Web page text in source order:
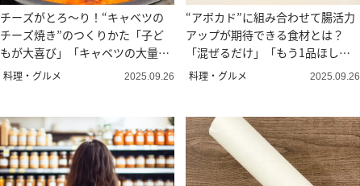
チーズがとろ〜り！“キャベツの
チーズ焼き”のつくりかた「子ど
もが大喜び」「キャベツの大量消
費に！」
料理・グルメ 2025.09.26
“アボカド”に組み合わせて腸活力
アップが期待できる食材とは？
「混ぜるだけ」「もう1品ほしい
ときに」
料理・グルメ 2025.09.26